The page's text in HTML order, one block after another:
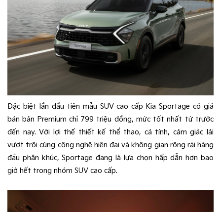
Đặc biệt lần đầu tiên mẫu SUV cao cấp Kia Sportage có giá
bán bản Premium chỉ 799 triệu đồng, mức tốt nhất từ trước
đến nay. Với lợi thế thiết kế thể thao, cá tính, cảm giác lái
vượt trội cùng công nghệ hiện đại và không gian rộng rãi hàng
đầu phân khúc, Sportage đang là lựa chọn hấp dẫn hơn bao
giờ hết trong nhóm SUV cao cấp.